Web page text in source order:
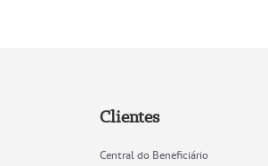
Clientes
Central do Beneficiário